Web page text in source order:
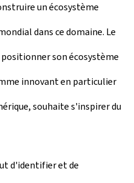
un écosystème
dans ce domaine. Le
son écosystème
innovant en particulier
souhaite s'inspirer du
d'identifier et de